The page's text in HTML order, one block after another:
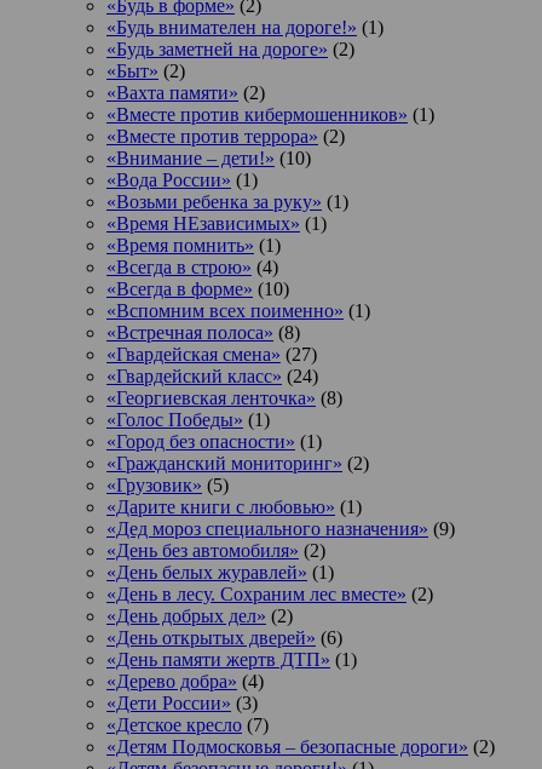
«Будь в форме» (2)
«Будь внимателен на дороге!» (1)
«Будь заметней на дороге» (2)
«Быт» (2)
«Вахта памяти» (2)
«Вместе против кибермошенников» (1)
«Вместе против террора» (2)
«Внимание – дети!» (10)
«Вода России» (1)
«Возьми ребенка за руку» (1)
«Время НЕзависимых» (1)
«Время помнить» (1)
«Всегда в строю» (4)
«Всегда в форме» (10)
«Вспомним всех поименно» (1)
«Встречная полоса» (8)
«Гвардейская смена» (27)
«Гвардейский класс» (24)
«Георгиевская ленточка» (8)
«Голос Победы» (1)
«Город без опасности» (1)
«Гражданский мониторинг» (2)
«Грузовик» (5)
«Дарите книги с любовью» (1)
«Дед мороз специального назначения» (9)
«День без автомобиля» (2)
«День белых журавлей» (1)
«День в лесу. Сохраним лес вместе» (2)
«День добрых дел» (2)
«День открытых дверей» (6)
«День памяти жертв ДТП» (1)
«Дерево добра» (4)
«Дети России» (3)
«Детское кресло (7)
«Детям Подмосковья – безопасные дороги» (2)